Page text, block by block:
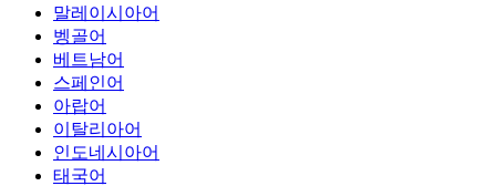
말레이시아어
벵골어
베트남어
스페인어
아랍어
이탈리아어
인도네시아어
태국어